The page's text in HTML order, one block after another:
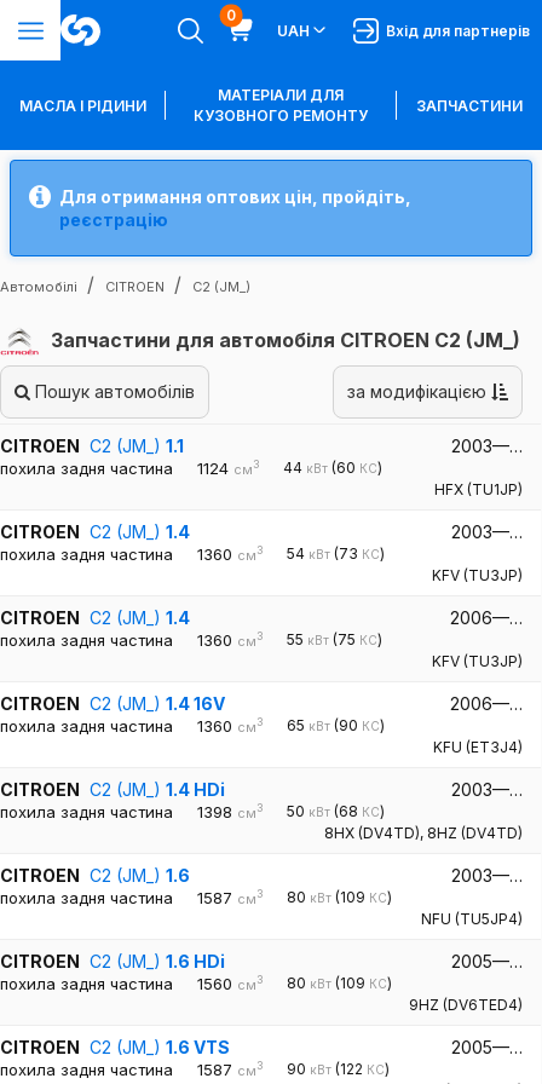
0
UAH
Вхід для партнерів
МАСЛА І РІДИНИ
МАТЕРІАЛИ ДЛЯ
КУЗОВНОГО РЕМОНТУ
ЗАПЧАСТИНИ
Для отримання оптових цін, пройдіть,
реєстрацію
Автомобілі CITROEN C2 (JM_)
Запчастини для автомобіля CITROEN C2 (JM_)
Пошук автомобілів за модифікацією
CITROEN C2 (JM_) 1.1 2003—…
похила задня частина 1124 см3 44 кВт (60 КС)
HFX (TU1JP)
CITROEN C2 (JM_) 1.4 2003—…
похила задня частина 1360 см3 54 кВт (73 КС)
KFV (TU3JP)
CITROEN C2 (JM_) 1.4 2006—…
похила задня частина 1360 см3 55 кВт (75 КС)
KFV (TU3JP)
CITROEN C2 (JM_) 1.4 16V 2006—…
похила задня частина 1360 см3 65 кВт (90 КС)
KFU (ET3J4)
CITROEN C2 (JM_) 1.4 HDi 2003—…
похила задня частина 1398 см3 50 кВт (68 КС)
8HX (DV4TD), 8HZ (DV4TD)
CITROEN C2 (JM_) 1.6 2003—…
похила задня частина 1587 см3 80 кВт (109 КС)
NFU (TU5JP4)
CITROEN C2 (JM_) 1.6 HDi 2005—…
похила задня частина 1560 см3 80 кВт (109 КС)
9HZ (DV6TED4)
CITROEN C2 (JM_) 1.6 VTS 2005—…
похила задня частина 1587 см3 90 кВт (122 КС)